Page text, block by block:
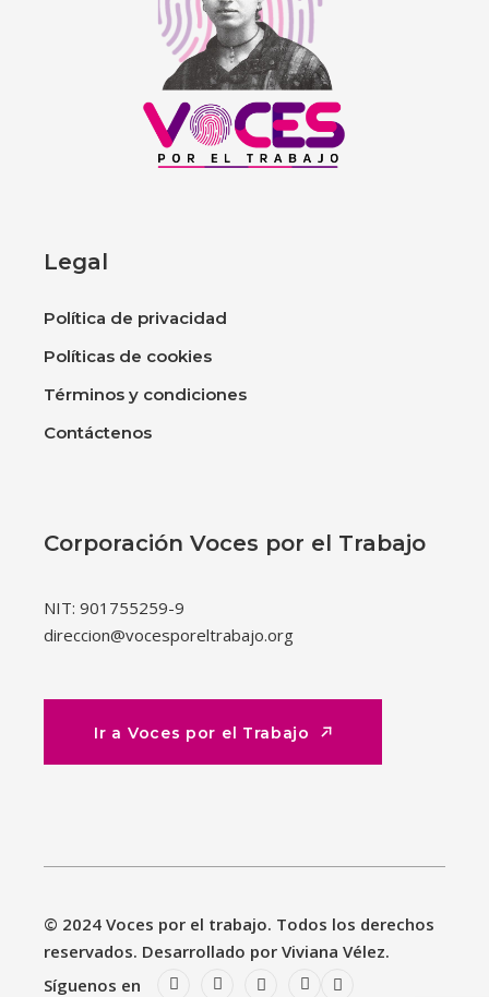
Legal
Política de privacidad
Políticas de cookies
Términos y condiciones
Contáctenos
Corporación Voces por el Trabajo
NIT: 901755259-9
direccion@vocesporeltrabajo.org
Ir a Voces por el Trabajo
© 2024 Voces por el trabajo. Todos los derechos
reservados. Desarrollado por Viviana Vélez.
Síguenos en